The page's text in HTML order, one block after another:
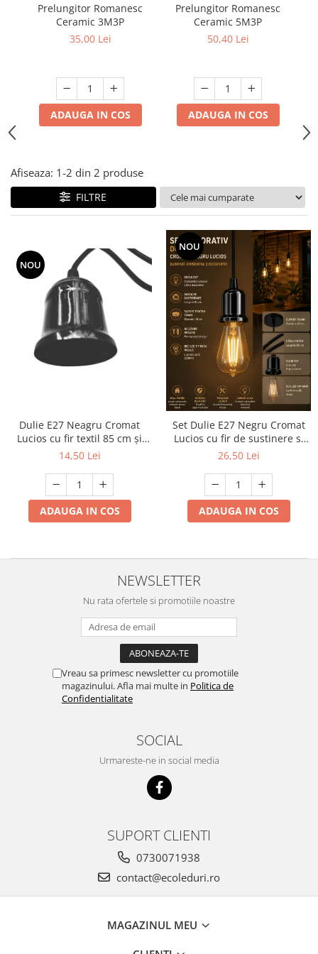
Prelungitor Romanesc
Ceramic 3M3P
35,00 Lei
ADAUGA IN COS
Prelungitor Romanesc
Ceramic 5M3P
50,40 Lei
ADAUGA IN COS
Afiseaza: 1-2 din 2 produse
FILTRE
NOU
Dulie E27 Neagru Cromat
Lucios cu fir textil 85 cm și
suport plafon Ø10 cm, cu
14,50 Lei
ADAUGA IN COS
NOU
Set Dulie E27 Negru Cromat
Lucios cu fir de sustinere si
bec decorativ tip para cu
montaj
26,50 Lei
ADAUGA IN COS
NEWSLETTER
Nu rata ofertele si promotiile noastre
Vreau sa primesc newsletter cu promotiile
magazinului. Afla mai multe in Politica de
Confidentialitate
SOCIAL
Urmareste-ne in social media
SUPORT CLIENTI
0730071938
contact@ecoleduri.ro
MAGAZINUL MEU